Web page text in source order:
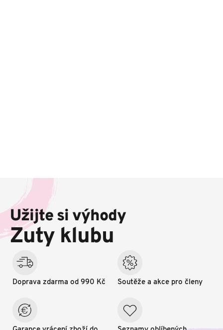
a
í
Užijte si výhody
Zuty klubu
Doprava zdarma od 990 Kč Soutěže a akce pro členy